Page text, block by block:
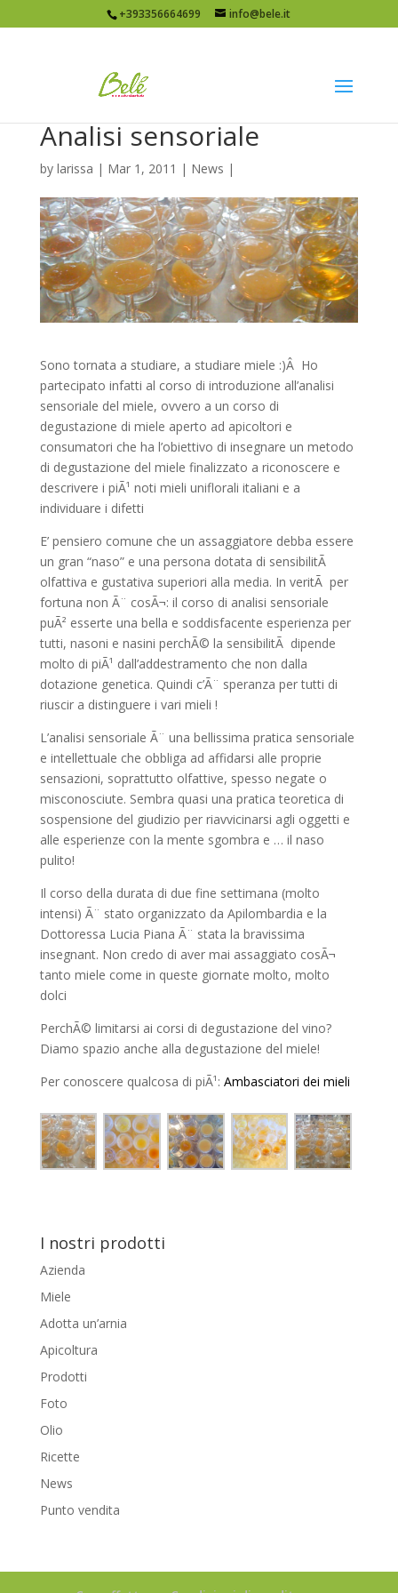
+393356664699 info@bele.it
Analisi sensoriale
by larissa | Mar 1, 2011 | News |
Sono tornata a studiare, a studiare miele :)Â Ho
partecipato infatti al corso di introduzione all’analisi
sensoriale del miele, ovvero a un corso di
degustazione di miele aperto ad apicoltori e
consumatori che ha l’obiettivo di insegnare un metodo
di degustazione del miele finalizzato a riconoscere e
descrivere i piÃ¹ noti mieli uniflorali italiani e a
individuare i difetti
E’ pensiero comune che un assaggiatore debba essere
un gran “naso” e una persona dotata di sensibilitÃ
olfattiva e gustativa superiori alla media. In veritÃ per
fortuna non Ã¨ cosÃ¬: il corso di analisi sensoriale
puÃ² esserte una bella e soddisfacente esperienza per
tutti, nasoni e nasini perchÃ© la sensibilitÃ dipende
molto di piÃ¹ dall’addestramento che non dalla
dotazione genetica. Quindi c’Ã¨ speranza per tutti di
riuscir a distinguere i vari mieli !
L’analisi sensoriale Ã¨ una bellissima pratica sensoriale
e intellettuale che obbliga ad affidarsi alle proprie
sensazioni, soprattutto olfattive, spesso negate o
misconosciute. Sembra quasi una pratica teoretica di
sospensione del giudizio per riavvicinarsi agli oggetti e
alle esperienze con la mente sgombra e … il naso
pulito!
Il corso della durata di due fine settimana (molto
intensi) Ã¨ stato organizzato da Apilombardia e la
Dottoressa Lucia Piana Ã¨ stata la bravissima
insegnant. Non credo di aver mai assaggiato cosÃ¬
tanto miele come in queste giornate molto, molto
dolci
PerchÃ© limitarsi ai corsi di degustazione del vino?
Diamo spazio anche alla degustazione del miele!
Per conoscere qualcosa di piÃ¹: Ambasciatori dei mieli
I nostri prodotti
Azienda
Miele
Adotta un’arnia
Apicoltura
Prodotti
Foto
Olio
Ricette
News
Punto vendita